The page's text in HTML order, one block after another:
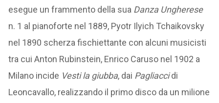
esegue un frammento della sua Danza Ungherese
n. 1 al pianoforte nel 1889, Pyotr Ilyich Tchaikovsky
nel 1890 scherza fischiettante con alcuni musicisti
tra cui Anton Rubinstein, Enrico Caruso nel 1902 a
Milano incide Vesti la giubba, dai Pagliaccidi
Leoncavallo, realizzando il primo disco da un milione